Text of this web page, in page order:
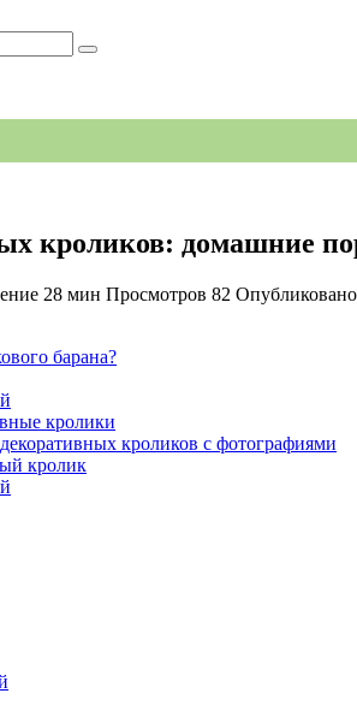
кроликов: домашние
28 мин Просмотров 82 Опубликовано
барана?
кролики
кроликов с фотографиями
кролик